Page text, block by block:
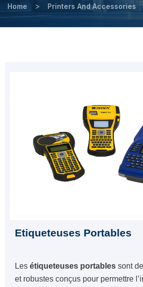
Home > Printers And Accessories
Etiqueteuses Portables
Les étiqueteuses portables sont
et robustes conçus pour permettre